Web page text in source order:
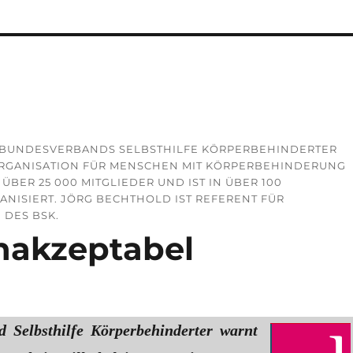
SELBSTHILFE KÖRPERBEHINDERTER
FÜR MENSCHEN MIT KÖRPERBEHINDERUNG
25 000 MITGLIEDER UND IST IN ÜBER 100
JÖRG BECHTHOLD IST REFERENT FÜR
BSK.
Selbsthilfe Körperbehinderter warnt